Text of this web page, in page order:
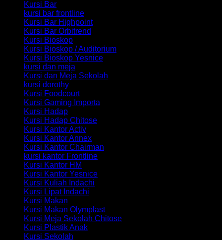
Kursi Bar
kursi bar frontline
Kursi Bar Highpoint
Kursi Bar Orbitrend
Kursi Bioskop
Kursi Bioskop / Auditorium
Kursi Bioskop Yesnice
kursi dan meja
Kursi dan Meja Sekolah
kursi dorothy
Kursi Foodcourt
Kursi Gaming Importa
Kursi Hadap
Kursi Hadap Chitose
Kursi Kantor Activ
Kursi Kantor Annex
Kursi Kantor Chairman
kursi kantor Frontline
Kursi Kantor HM
Kursi Kantor Yesnice
Kursi Kuliah Indachi
Kursi Lipat Indachi
Kursi Makan
Kursi Makan Olymplast
Kursi Meja Sekolah Chitose
Kursi Plastik Anak
Kursi Sekolah